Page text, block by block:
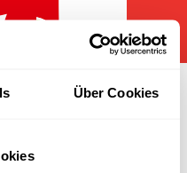
Über Cookies
Bettina